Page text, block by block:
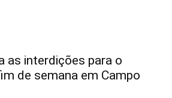
as interdições para o
de semana em Campo